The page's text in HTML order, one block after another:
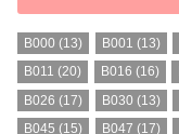
B000 (13) B001 (13)
B011 (20) B016 (16)
B026 (17) B030 (13)
B045 (15) B047 (17)